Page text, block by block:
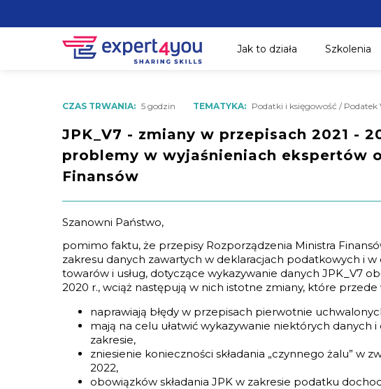
Jak to działa Szkolenia
CZAS TRWANIA: 5 godzin TEMATYKA: Podatki i księgowość / Podatek
JPK_V7 - zmiany w przepisach 2021 -
problemy w wyjaśnieniach ekspertów
Finansów
Szanowni Państwo,
pomimo faktu, że przepisy Rozporządzenia Ministra
zakresu danych zawartych w deklaracjach podatkowych i
towarów i usług, dotyczące wykazywanie danych JPK_V7
2020 r., wciąż następują w nich istotne zmiany, które przede
naprawiają błędy w przepisach pierwotnie
mają na celu ułatwić wykazywanie niektórych danych
zakresie,
zniesienie konieczności składania „czynnego żalu” w
2022,
obowiązków składania JPK w zakresie podatku